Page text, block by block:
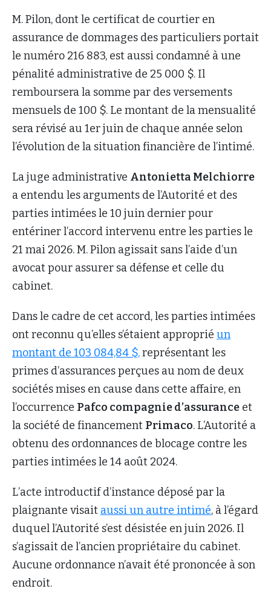
M. Pilon, dont le certificat de courtier en
assurance de dommages des particuliers portait
le numéro 216 883, est aussi condamné à une
pénalité administrative de 25 000 $. Il
remboursera la somme par des versements
mensuels de 100 $. Le montant de la mensualité
sera révisé au 1er juin de chaque année selon
l’évolution de la situation financière de l’intimé.
La juge administrative Antonietta Melchiorre
a entendu les arguments de l’Autorité et des
parties intimées le 10 juin dernier pour
entériner l’accord intervenu entre les parties le
21 mai 2026. M. Pilon agissait sans l’aide d’un
avocat pour assurer sa défense et celle du
cabinet.
Dans le cadre de cet accord, les parties intimées
ont reconnu qu’elles s’étaient approprié un
montant de 103 084,84 $,représentant les
primes d’assurances perçues au nom de deux
sociétés mises en cause dans cette affaire, en
l’occurrence Pafco compagnie d’assurance et
la société de financement Primaco. L’Autorité a
obtenu des ordonnances de blocage contre les
parties intimées le 14 août 2024.
L’acte introductif d’instance déposé par la
plaignante visait aussi un autre intimé, à l’égard
duquel l’Autorité s’est désistée en juin 2026. Il
s’agissait de l’ancien propriétaire du cabinet.
Aucune ordonnance n’avait été prononcée à son
endroit.